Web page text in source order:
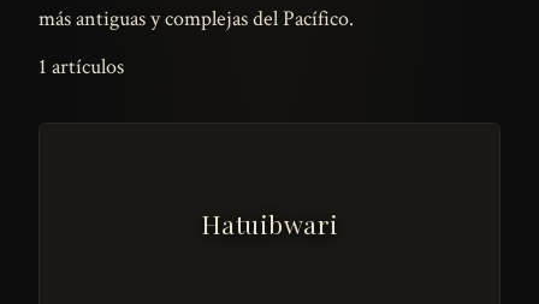
más antiguas y complejas del Pacífico.
1 artículos
Hatuibwari